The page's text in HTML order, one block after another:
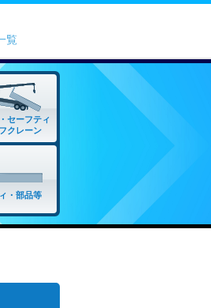
覧
セーフティ
クレーン
・部品等